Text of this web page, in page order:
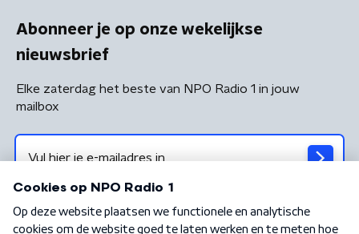
Abonneer je op onze wekelijkse
nieuwsbrief
Elke zaterdag het beste van NPO Radio 1 in jouw
mailbox